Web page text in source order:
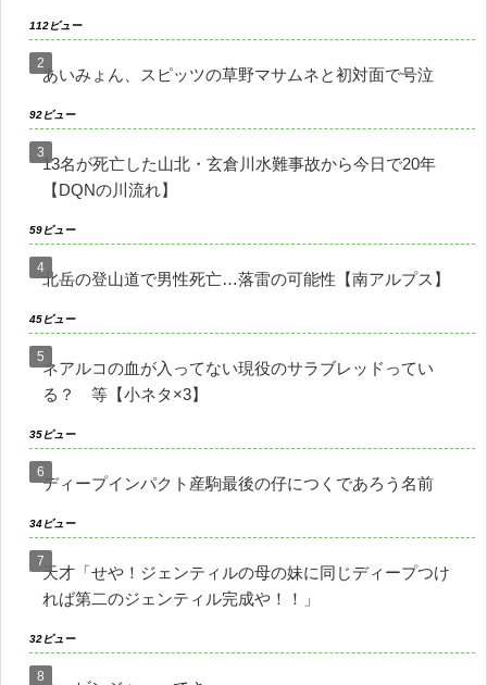
112ビュー
あいみょん、スピッツの草野マサムネと初対面で号泣
92ビュー
13名が死亡した山北・玄倉川水難事故から今日で20年
【DQNの川流れ】
59ビュー
北岳の登山道で男性死亡…落雷の可能性【南アルプス】
45ビュー
ネアルコの血が入ってない現役のサラブレッドってい
る？ 等【小ネタ×3】
35ビュー
ディープインパクト産駒最後の仔につくであろう名前
34ビュー
天才「せや！ジェンティルの母の妹に同じディープつけ
れば第二のジェンティル完成や！！」
32ビュー